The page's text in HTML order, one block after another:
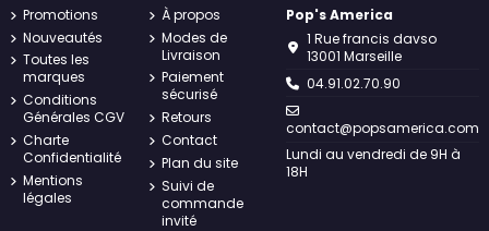
Promotions
Nouveautés
Toutes les
marques
Conditions
Générales CGV
Charte
Confidentialité
Mentions
légales
À propos
Modes de
Livraison
Paiement
sécurisé
Retours
Contact
Plan du site
Suivi de
commande
invité
Pop's America
1 Rue francis davso
13001 Marseille
04.91.02.70.90
contact@popsamerica.com
Lundi au vendredi de 9H à
18H